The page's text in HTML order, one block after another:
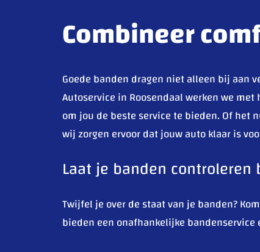
Combineer
Goede banden dragen niet alleen bij aan
Autoservice in Roosendaal werken we
om jou de beste service te bieden. Of
wij zorgen ervoor dat jouw auto klaar is
Laat je banden controleren
Twijfel je over de staat van je banden?
bieden een onafhankelijke